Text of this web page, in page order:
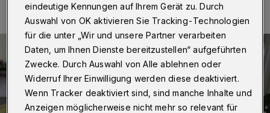
eindeutige Kennungen auf Ihrem Gerät zu. Durch
Auswahl von OK aktivieren Sie Tracking-Technologien
für die unter „Wir und unsere Partner verarbeiten
Daten, um Ihnen Dienste bereitzustellen“ aufgeführten
Zwecke. Durch Auswahl von Alle ablehnen oder
Widerruf Ihrer Einwilligung werden diese deaktiviert.
Wenn Tracker deaktiviert sind, sind manche Inhalte und
Anzeigen möglicherweise nicht mehr so relevant für